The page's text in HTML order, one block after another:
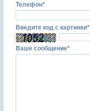
Телефон*
Введите код с картинки*
Ваше сообщение*